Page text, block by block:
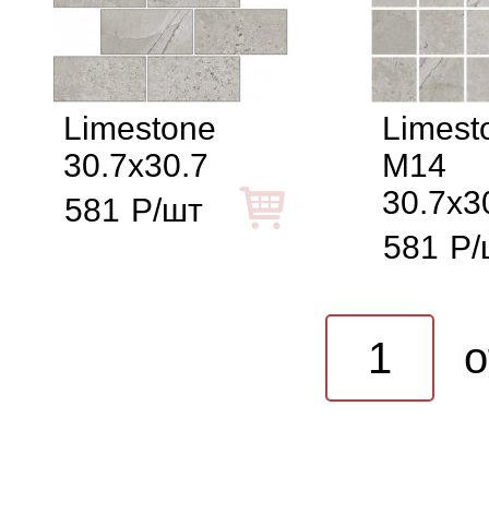
Limestone
30.7x30.7
581 Р/шт
M14
581 Р/